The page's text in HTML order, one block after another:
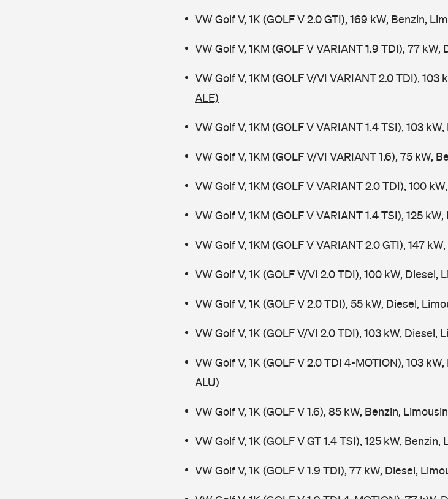
VW Golf V, 1K (GOLF V 2.0 GTI), 169 kW, Benzin,
VW Golf V, 1KM (GOLF V VARIANT 1.9 TDI), 77
VW Golf V, 1KM (GOLF V/VI VARIANT 2.0 TDI),
ALE)
VW Golf V, 1KM (GOLF V VARIANT 1.4 TSI), 103
VW Golf V, 1KM (GOLF V/VI VARIANT 1.6), 75 kW,
VW Golf V, 1KM (GOLF V VARIANT 2.0 TDI), 100
VW Golf V, 1KM (GOLF V VARIANT 1.4 TSI), 125
VW Golf V, 1KM (GOLF V VARIANT 2.0 GTI), 147
VW Golf V, 1K (GOLF V/VI 2.0 TDI), 100 kW, Diesel,
VW Golf V, 1K (GOLF V 2.0 TDI), 55 kW, Diesel,
VW Golf V, 1K (GOLF V/VI 2.0 TDI), 103 kW, Diesel,
VW Golf V, 1K (GOLF V 2.0 TDI 4-MOTION), 103
ALU)
VW Golf V, 1K (GOLF V 1.6), 85 kW, Benzin,
VW Golf V, 1K (GOLF V GT 1.4 TSI), 125 kW,
VW Golf V, 1K (GOLF V 1.9 TDI), 77 kW, Diesel,